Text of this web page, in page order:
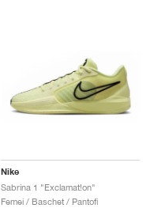
Nike
Sabrina 1 "Exclamat!on"
Femei / Baschet / Pantofi